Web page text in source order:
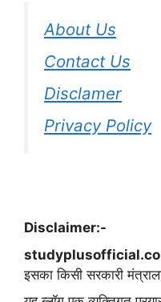
About Us
Contact Us
Disclamer
Privacy Policy
Disclaimer:-
इसका किसी सरकारी